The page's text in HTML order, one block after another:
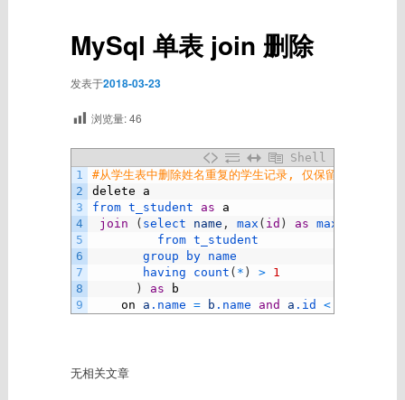
MySql 单表 join 删除
发表于2018-03-23
浏览量:46
Shell
1
2
3
4
5
6
7
8
9
#从学生表中删除姓名重复的学生记录, 仅保留重复记录中
delete
a
from t_student as
a
join
( select name , max ( id ) as
maxid
from t_student
group
by name
having count ( * ) > 1
)
as
b
on
a .name = b .name and a .id <
无相关文章